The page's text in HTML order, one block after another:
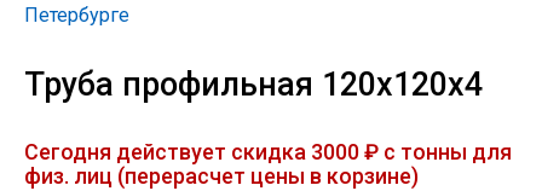
Труба профильная
Труба
Лист
Петербурге
Труба профильная 120х120х4
Сегодня действует скидка 3000 ₽ с тонны для
физ. лиц (перерасчет цены в корзине)